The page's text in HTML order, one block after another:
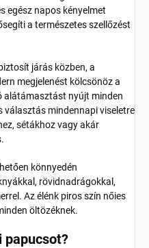
egész napos kényelmet
a természetes szellőzést
járás közben, a
megjelenést kölcsönöz a
alátámasztást nyújt minden
választás mindennapi viseletre
sétákhoz vagy akár
könnyedén
rövidnadrágokkal,
Az élénk piros szín nőies
öltözéknek.
papucsot?